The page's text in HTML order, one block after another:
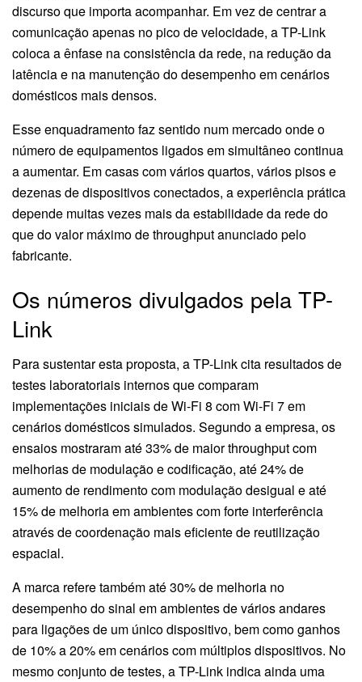
discurso que importa acompanhar. Em vez de centrar a
comunicação apenas no pico de velocidade, a TP-Link
coloca a ênfase na consistência da rede, na redução da
latência e na manutenção do desempenho em cenários
domésticos mais densos.
Esse enquadramento faz sentido num mercado onde o
número de equipamentos ligados em simultâneo continua
a aumentar. Em casas com vários quartos, vários pisos e
dezenas de dispositivos conectados, a experiência prática
depende muitas vezes mais da estabilidade da rede do
que do valor máximo de throughput anunciado pelo
fabricante.
Os números divulgados pela TP-
Link
Para sustentar esta proposta, a TP-Link cita resultados de
testes laboratoriais internos que comparam
implementações iniciais de Wi-Fi 8 com Wi-Fi 7 em
cenários domésticos simulados. Segundo a empresa, os
ensaios mostraram até 33% de maior throughput com
melhorias de modulação e codificação, até 24% de
aumento de rendimento com modulação desigual e até
15% de melhoria em ambientes com forte interferência
através de coordenação mais eficiente de reutilização
espacial.
A marca refere também até 30% de melhoria no
desempenho do sinal em ambientes de vários andares
para ligações de um único dispositivo, bem como ganhos
de 10% a 20% em cenários com múltiplos dispositivos. No
mesmo conjunto de testes, a TP-Link indica ainda uma